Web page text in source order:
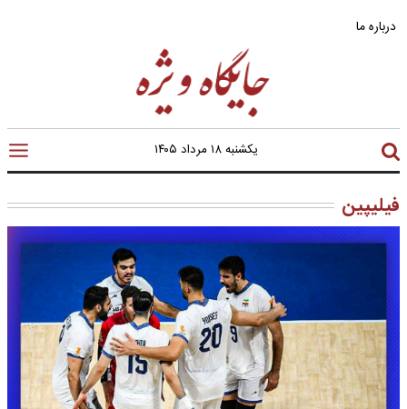
درباره ما
یکشنبه ۱۸ مرداد ۱۴۰۵
فیلیپین